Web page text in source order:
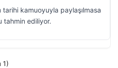
tarihi kamuoyuyla paylaşılmasa
tahmin ediliyor.
1)